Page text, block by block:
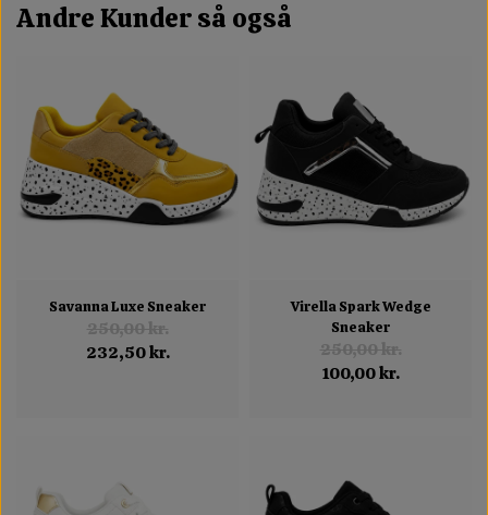
Andre Kunder så også
Savanna Luxe Sneaker
250,00 kr.
232,50 kr.
Virella Spark Wedge
Sneaker
250,00 kr.
100,00 kr.